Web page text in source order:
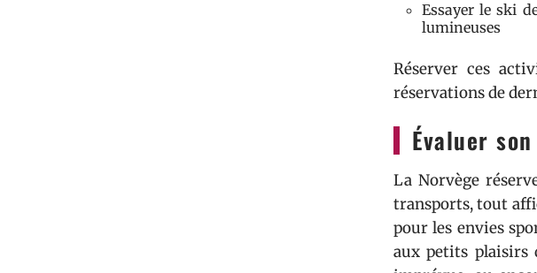
Essayer le ski
lumineuses
Réserver ces
réservations de
Évaluer
La Norvège
transports, tout
pour les envies
aux petits plaisirs